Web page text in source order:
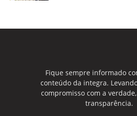
Fique sempre informado
conteúdo da integra.
compromisso com a
transparência.